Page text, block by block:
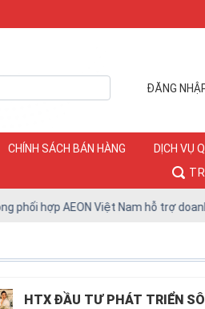
ĐĂNG
CHÍNH SÁCH BÁN HÀNG
DỊCH VỤ
hợp AEON Việt Nam hỗ trợ doanh
HTX ĐẦU TƯ PHÁT TRIỂN